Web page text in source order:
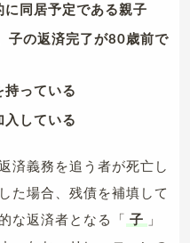
同居予定である親子
子の返済完了が80歳前で
持っている
入している
済義務を追う者が死亡し
た場合、残債を補填して
な返済者となる「 子 」